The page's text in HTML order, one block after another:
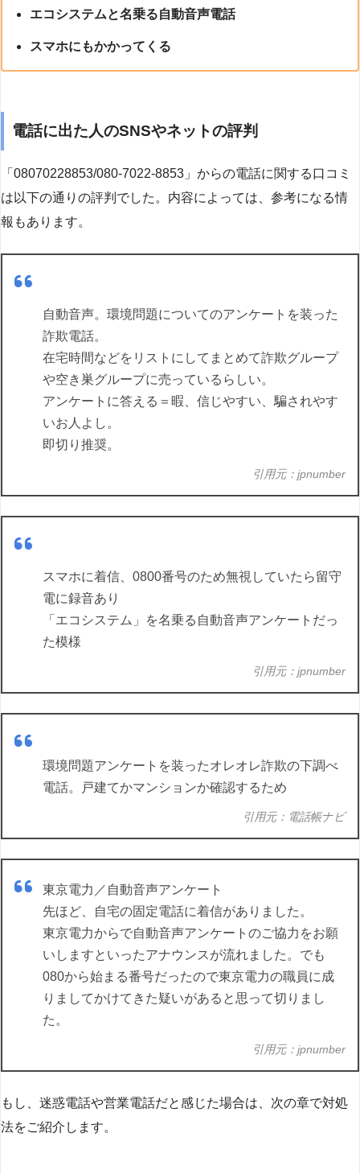
エコシステムと名乗る自動音声電話
スマホにもかかってくる
電話に出た人のSNSやネットの評判
「08070228853/080-7022-8853」からの電話に関する口コミ
は以下の通りの評判でした。内容によっては、参考になる情
報もあります。
自動音声。環境問題についてのアンケートを装った
詐欺電話。
在宅時間などをリストにしてまとめて詐欺グループ
や空き巣グループに売っているらしい。
アンケートに答える＝暇、信じやすい、騙されやす
いお人よし。
即切り推奨。
引用元：jpnumber
スマホに着信、0800番号のため無視していたら留守
電に録音あり
「エコシステム」を名乗る自動音声アンケートだっ
た模様
引用元：jpnumber
環境問題アンケートを装ったオレオレ詐欺の下調べ
電話。戸建てかマンションか確認するため
引用元：電話帳ナビ
東京電力／自動音声アンケート
先ほど、自宅の固定電話に着信がありました。
東京電力からで自動音声アンケートのご協力をお願
いしますといったアナウンスが流れました。でも
080から始まる番号だったので東京電力の職員に成
りましてかけてきた疑いがあると思って切りまし
た。
引用元：jpnumber
もし、迷惑電話や営業電話だと感じた場合は、次の章で対処
法をご紹介します。